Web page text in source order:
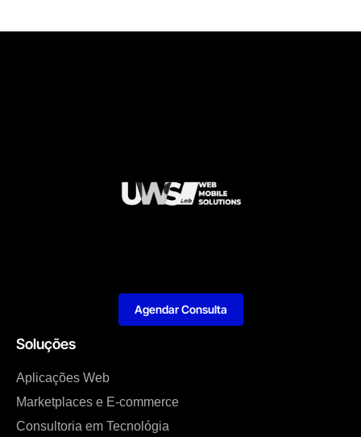
Soluções
Aplicações Web
Marketplaces e E-commerce
Consultoria em Tecnológia
Agendar Consulta